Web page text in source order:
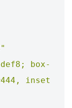
box-
inset